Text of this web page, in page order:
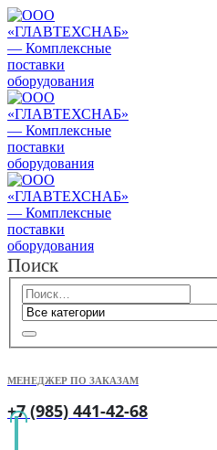
Поиск
МЕНЕДЖЕР ПО ЗАКАЗАМ
+7 (985) 441-42-68